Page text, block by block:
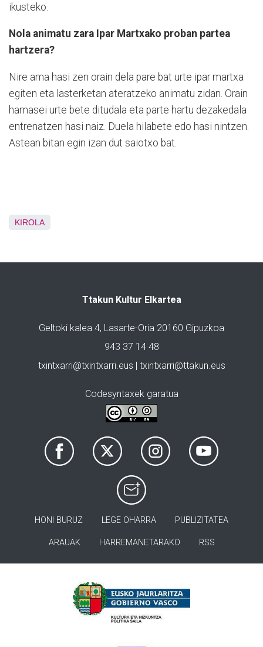
ikusteko.
Nola animatu zara Ipar Martxako proban partea
hartzera?
Nire ama hasi zen orain dela pare bat urte ipar martxa
egiten eta lasterketan ateratzeko animatu zidan. Orain
hamasei urte bete ditudala eta parte hartu dezakedala
entrenatzen hasi naiz. Duela hilabete edo hasi nintzen.
Astean bitan egin izan dut saiotxo bat.
KIROLA
Ttakun Kultur Elkartea
Geltoki kalea 4, Lasarte-Oria 20160 Gipuzkoa
943 37 14 48
txintxarri@txintxarri.eus | txintxarri@ttakun.eus
Codesyntaxek garatua
HONI BURUZ LEGE OHARRA PUBLIZITATEA
ARAUAK HARREMANETARAKO RSS